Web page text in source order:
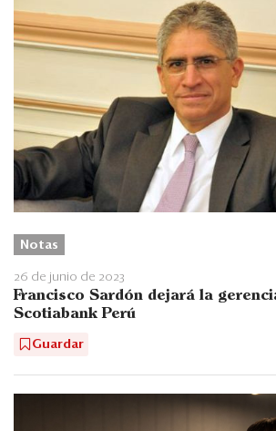
Notas
26 de junio de 2023
Francisco Sardón dejará la
Scotiabank Perú
Guardar